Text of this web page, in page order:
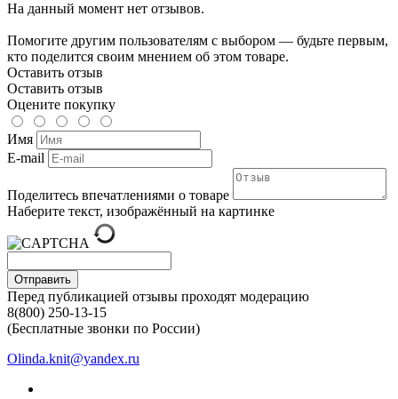
На данный момент нет отзывов.
Помогите другим пользователям с выбором — будьте первым,
кто поделится своим мнением об этом товаре.
Оставить отзыв
Оставить отзыв
Оцените покупку
Имя
E-mail
Поделитесь впечатлениями о товаре
Наберите текст, изображённый на картинке
Отправить
Перед публикацией отзывы проходят модерацию
8(800) 250-13-15
(Бесплатные звонки по России)
Olinda.knit@yandex.ru